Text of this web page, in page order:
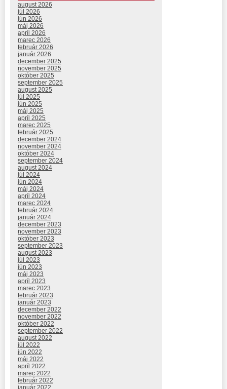
august 2026
júl 2026
jún 2026
máj 2026
apríl 2026
marec 2026
február 2026
január 2026
december 2025
november 2025
október 2025
september 2025
august 2025
júl 2025
jún 2025
máj 2025
apríl 2025
marec 2025
február 2025
december 2024
november 2024
október 2024
september 2024
august 2024
júl 2024
jún 2024
máj 2024
apríl 2024
marec 2024
február 2024
január 2024
december 2023
november 2023
október 2023
september 2023
august 2023
júl 2023
jún 2023
máj 2023
apríl 2023
marec 2023
február 2023
január 2023
december 2022
november 2022
október 2022
september 2022
august 2022
júl 2022
jún 2022
máj 2022
apríl 2022
marec 2022
február 2022
január 2022